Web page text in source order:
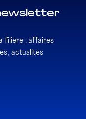
filière : affaires
actualités